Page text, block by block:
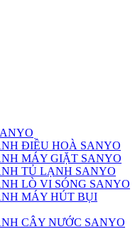
ĐIỀU HOÀ SANYO
MÁY GIẶT SANYO
TỦ LẠNH SANYO
LÒ VI SÓNG SANYO
MÁY HÚT BỤI
CÂY NƯỚC SANYO